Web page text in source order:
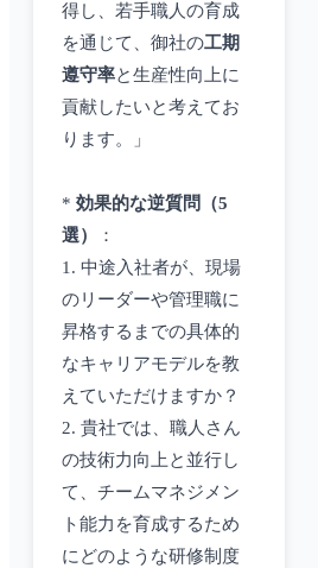
得し、若手職人の育成
を通じて、御社の工期
遵守率と生産性向上に
貢献したいと考えてお
ります。」
* 効果的な逆質問（5
選）
：
1. 中途入社者が、現場
のリーダーや管理職に
昇格するまでの具体的
なキャリアモデルを教
えていただけますか？
2. 貴社では、職人さん
の技術力向上と並行し
て、チームマネジメン
ト能力を育成するため
にどのような研修制度